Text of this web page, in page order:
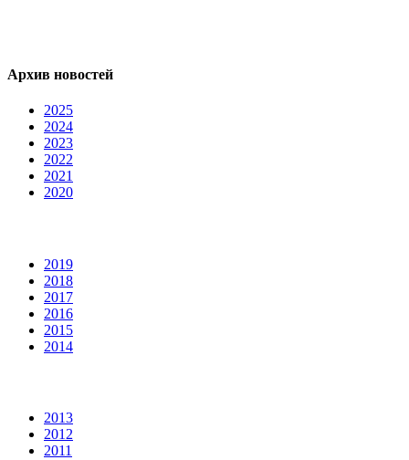
Архив новостей
2025
2024
2023
2022
2021
2020
2019
2018
2017
2016
2015
2014
2013
2012
2011